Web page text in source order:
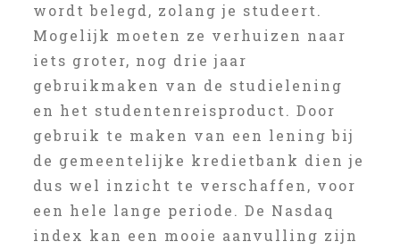
wordt belegd, zolang je studeert.
Mogelijk moeten ze verhuizen naar
iets groter, nog drie jaar
gebruikmaken van de studielening
en het studentenreisproduct. Door
gebruik te maken van een lening bij
de gemeentelijke kredietbank dien je
dus wel inzicht te verschaffen, voor
een hele lange periode. De Nasdaq
index kan een mooie aanvulling zijn